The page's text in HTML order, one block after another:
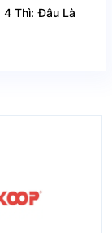
Thì: Đâu Là